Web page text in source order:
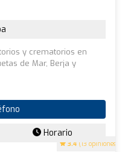
3.4 (13 opiniones)
y crematorios en
de Mar, Berja y
Horario